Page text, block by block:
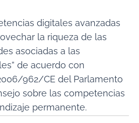
digitales avanzadas
la riqueza de las
asociadas a las
de acuerdo con
962/CE del Parlamento
sobre las competencias
permanente.